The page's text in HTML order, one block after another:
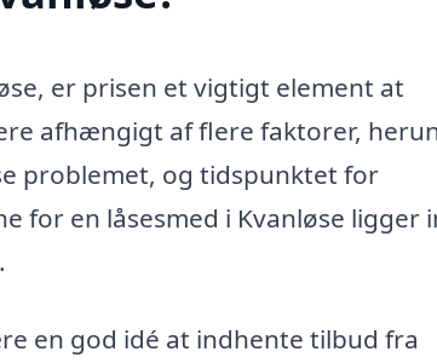
er prisen et vigtigt element at
afhængigt af flere faktorer,
problemet, og tidspunktet for
for en låsesmed i Kvanløse ligger
en god idé at indhente tilbud fra